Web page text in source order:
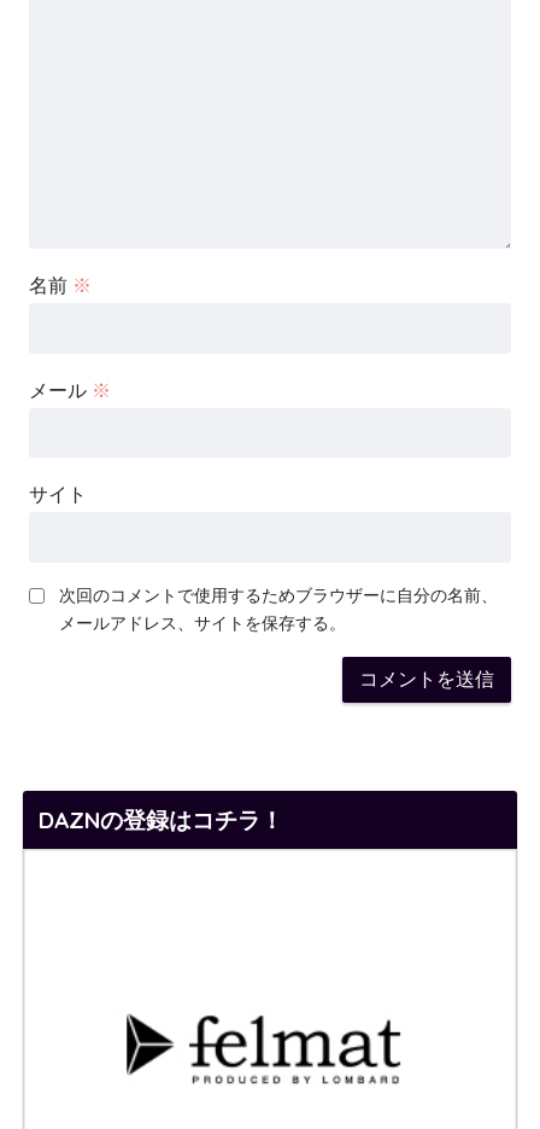
名前 ※
メール ※
サイト
次回のコメントで使用するためブラウザーに自分の名前、
メールアドレス、サイトを保存する。
DAZNの登録はコチラ！